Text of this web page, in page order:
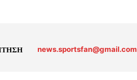
news.sportsfan@gmail.com